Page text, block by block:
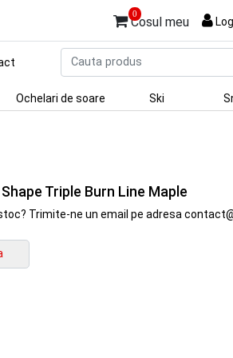
0
Cosul meu
Ochelari de soare Ski
Triple Burn Line Maple
Trimite-ne un email pe adresa